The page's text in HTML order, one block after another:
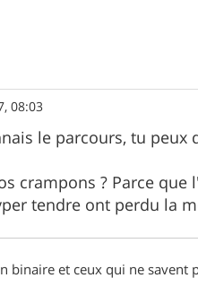
08:03
le parcours, tu peux
crampons ? Parce
tendre ont perdu la
binaire et ceux qui ne savent